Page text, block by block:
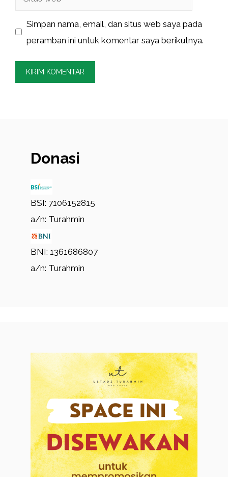
Simpan nama, email, dan situs web saya pada
peramban ini untuk komentar saya berikutnya.
Donasi
BSI: 7106152815
a/n: Turahmin
BNI: 1361686807
a/n: Turahmin